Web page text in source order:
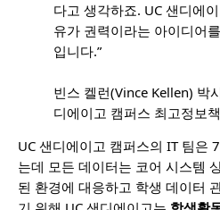
다고 생각하죠. UC 샌디에
유가 권력이라는 아이디어
입니다.”
빈스 켈런(Vince Kellen) 박
디에이고 캠퍼스 최고정보
UC 샌디에이고 캠퍼스의 IT 팀은
는데 모든 데이터는 코어 시스템
된 환경에 대응하고 학생 데이터